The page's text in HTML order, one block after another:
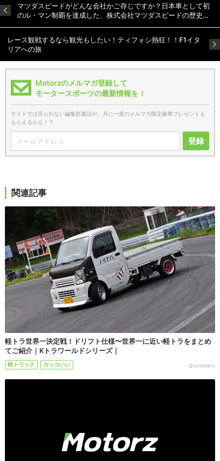
マツダスピードがどんな会社かご存じですか？日本車として初
のル・マン制覇を達成した、株式会社マツダスピードの歴史…
レース観戦するなら観光もしたい！ティフォシ熱狂！！F1イタ
リアへの旅
Motorzのメルマガ登録して
モータースポーツの最新情報を！
サイトでは見られない編集部裏話や、月に一度のメルマガ限定豪華プレゼントも
もらえるかも！？
登録
関連記事
軽トラ世界一決定戦！ドリフト仕様〜世界一に近い軽トラをまとめ
てご紹介｜Kトラワールドシリーズ｜
軽トラック カッコいい 2016/09/11